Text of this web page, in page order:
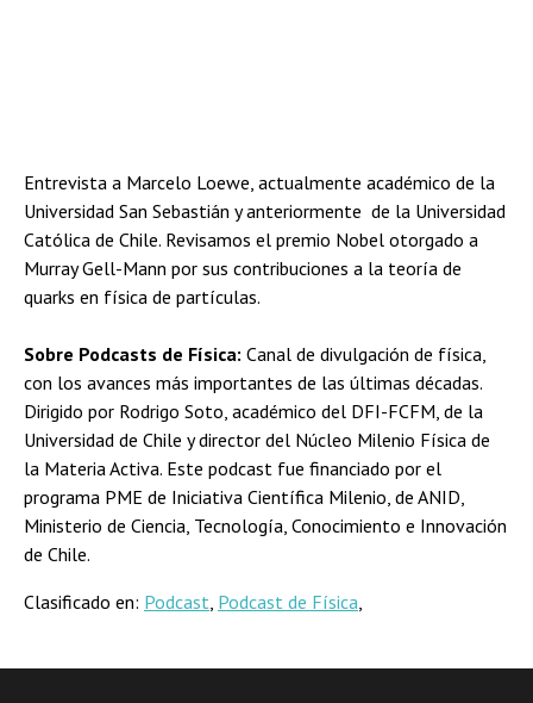
Entrevista a Marcelo Loewe, actualmente académico de la
Universidad San Sebastián y anteriormente de la Universidad
Católica de Chile. Revisamos el premio Nobel otorgado a
Murray Gell-Mann por sus contribuciones a la teoría de
quarks en física de partículas.
Sobre Podcasts de Física: Canal de divulgación de física,
con los avances más importantes de las últimas décadas.
Dirigido por Rodrigo Soto, académico del DFI-FCFM, de la
Universidad de Chile y director del Núcleo Milenio Física de
la Materia Activa. Este podcast fue financiado por el
programa PME de Iniciativa Científica Milenio, de ANID,
Ministerio de Ciencia, Tecnología, Conocimiento e Innovación
de Chile.
Clasificado en: Podcast, Podcast de Física,